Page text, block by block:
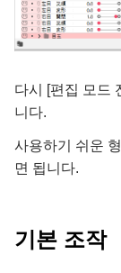
다시 [편집 모드
니다.
사용하기 쉬운
면 됩니다.
기본 조작